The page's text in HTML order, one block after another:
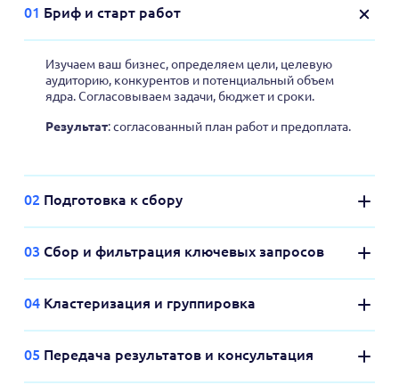
01 Бриф и старт работ
Изучаем ваш бизнес, определяем цели, целевую
аудиторию, конкурентов и потенциальный объем
ядра. Согласовываем задачи, бюджет и сроки.
Результат: согласованный план работ и предоплата.
02 Подготовка к сбору
03 Сбор и фильтрация ключевых запросов
04 Кластеризация и группировка
05 Передача результатов и консультация